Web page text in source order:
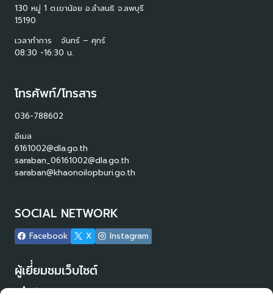
130 หมู่ 1 ต.เขาน้อย อ.ลำสนธิ จ.ลพบุรี
15190
เวลาทำการ จันทร์ – ศุกร์
08:30 -16:30 น.
โทรศัพท์/โทรสาร
036-788602
อีเมล
6161002@dla.go.th
saraban_06161002@dla.go.th
saraban@khaonoilopburi.go.th
SOCIAL NETWORK
Facebook X Instagram
ผู้เยี่่ยมชมเว็บไซต์